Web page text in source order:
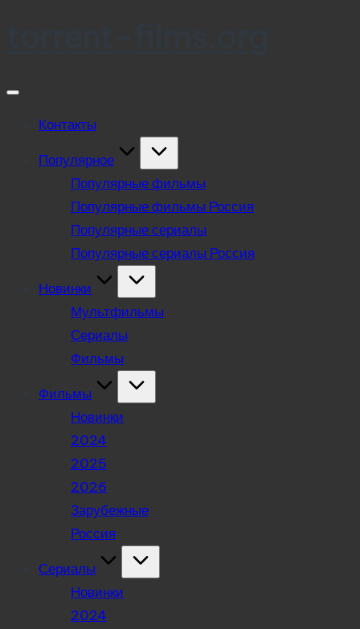
Контакты
Популярное
Популярные фильмы
Популярные фильмы Россия
Популярные сериалы
Популярные сериалы Россия
Новинки
Мультфильмы
Сериалы
Фильмы
Фильмы
Новинки
2024
2025
2026
Зарубежные
Россия
Сериалы
Новинки
2024